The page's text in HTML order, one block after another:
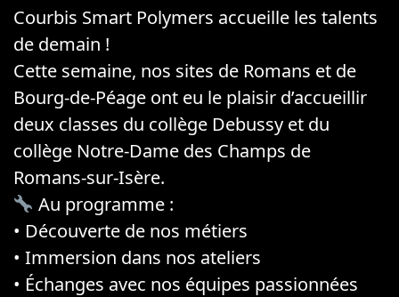
Courbis Smart Polymers accueille les talents
de demain !
Cette semaine, nos sites de Romans et de
Bourg-de-Péage ont eu le plaisir d’accueillir
deux classes du collège Debussy et du
collège Notre-Dame des Champs de
Romans-sur-Isère.
Au programme :
• Découverte de nos métiers
• Immersion dans nos ateliers
• Échanges avec nos équipes passionnées